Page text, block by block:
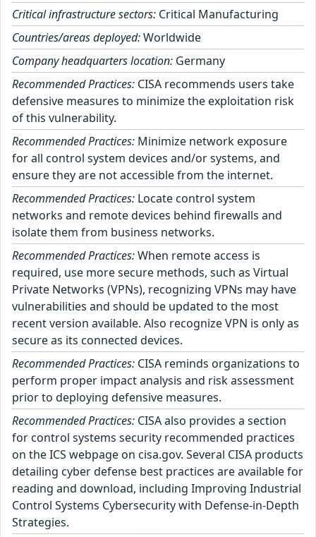
Critical infrastructure sectors: Critical Manufacturing
Countries/areas deployed:Worldwide
Company headquarters location: Germany
Recommended Practices: CISA recommends users take
defensive measures to minimize the exploitation risk
of this vulnerability.
Recommended Practices: Minimize network exposure
for all control system devices and/or systems, and
ensure they are not accessible from the internet.
Recommended Practices: Locate control system
networks and remote devices behind firewalls and
isolate them from business networks.
Recommended Practices:When remote access is
required, use more secure methods, such as Virtual
Private Networks (VPNs), recognizing VPNs may have
vulnerabilities and should be updated to the most
recent version available. Also recognize VPN is only as
secure as its connected devices.
Recommended Practices: CISA reminds organizations to
perform proper impact analysis and risk assessment
prior to deploying defensive measures.
Recommended Practices: CISA also provides a section
for control systems security recommended practices
on the ICS webpage on cisa.gov. Several CISA products
detailing cyber defense best practices are available for
reading and download, including Improving Industrial
Control Systems Cybersecurity with Defense-in-Depth
Strategies.